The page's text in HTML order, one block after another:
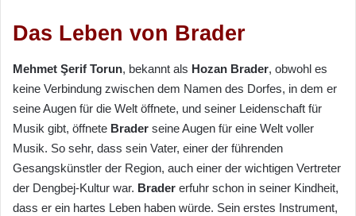
Das Leben von Brader
Mehmet Şerif Torun, bekannt als Hozan Brader, obwohl es
keine Verbindung zwischen dem Namen des Dorfes, in dem er
seine Augen für die Welt öffnete, und seiner Leidenschaft für
Musik gibt, öffnete Brader seine Augen für eine Welt voller
Musik. So sehr, dass sein Vater, einer der führenden
Gesangskünstler der Region, auch einer der wichtigen Vertreter
der Dengbej-Kultur war. Brader erfuhr schon in seiner Kindheit,
dass er ein hartes Leben haben würde. Sein erstes Instrument,